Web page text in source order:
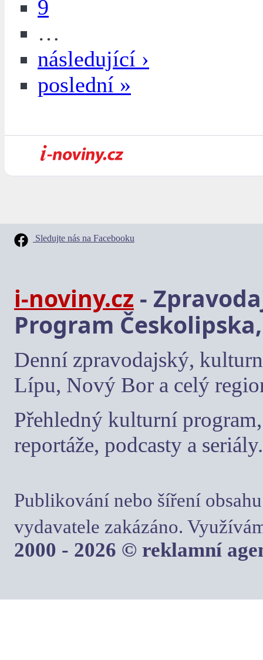
9
…
následující ›
poslední »
Sledujte nás na Facebooku
i-noviny.cz -
Program
Denní zpravodajský,
Lípu, Nový Bor a celý
Přehledný kulturní
reportáže, podcasty a seriály.
Publikování nebo šíření
vydavatele zakázáno.
2000 - 2026 © reklamní